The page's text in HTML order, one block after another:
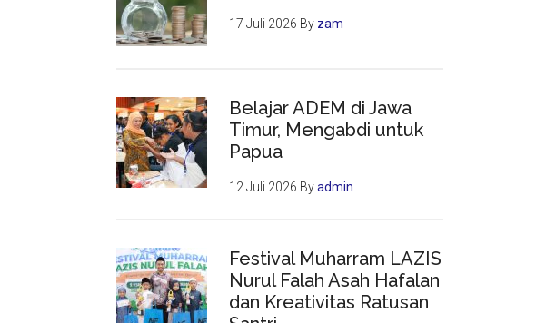
17 Juli 2026 By zam
Belajar ADEM di Jawa
Timur, Mengabdi untuk
Papua
12 Juli 2026 Byadmin
Festival Muharram LAZIS
Nurul Falah Asah Hafalan
dan Kreativitas Ratusan